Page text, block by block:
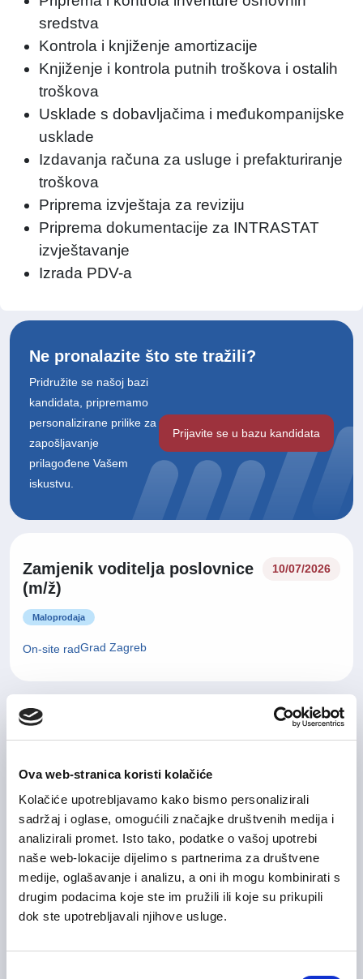
Ova web-stranica koristi kolačiće
Kolačiće upotrebljavamo kako bismo personalizirali
sadržaj i oglase, omogućili značajke društvenih medija i
analizirali promet. Isto tako, podatke o vašoj upotrebi
naše web-lokacije dijelimo s partnerima za društvene
medije, oglašavanje i analizu, a oni ih mogu kombinirati s
drugim podacima koje ste im pružili ili koje su prikupili
dok ste upotrebljavali njihove usluge.
Ne pronalazite što ste tražili?
Pridružite se našoj bazi
kandidata, pripremamo
personalizirane prilike za
zapošljavanje
prilagođene Vašem
iskustvu.
Prijavite se u bazu kandidata
Zamjenik voditelja poslovnice
(m/ž)
10/07/2026
Maloprodaja
On-site radGrad Zagreb
ICT Career Opportunities in
06/03/2026
Informacijska tehnologija (IT)
Zagrebačka županija
Upis u bazu kandidata 💡
20/02/2026
Ostala područja
On-site radZagrebačka županija
sredstva
Kontrola i knjiženje amortizacije
Knjiženje i kontrola putnih troškova i ostalih
troškova
Usklade s dobavljačima i međukompanijske
usklade
Izdavanja računa za usluge i prefakturiranje
troškova
Priprema izvještaja za reviziju
Priprema dokumentacije za INTRASTAT
izvještavanje
Izrada PDV-a